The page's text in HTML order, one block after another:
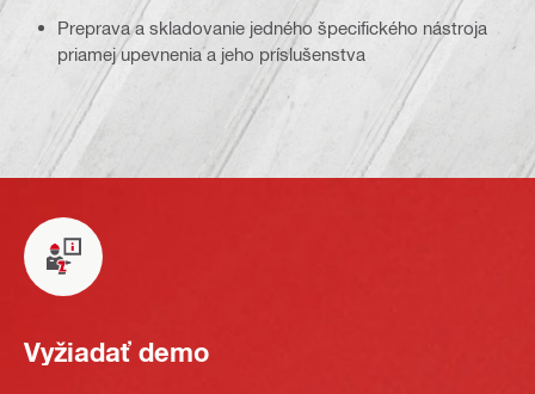
Preprava a skladovanie jedného špecifického nástroja
priamej upevnenia a jeho príslušenstva
Vyžiadať demo